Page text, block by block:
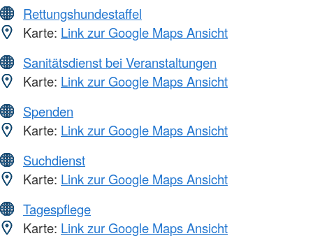
Rettungshundestaffel
Karte: Link zur Google Maps Ansicht
Sanitätsdienst bei Veranstaltungen
Karte: Link zur Google Maps Ansicht
Spenden
Karte: Link zur Google Maps Ansicht
Suchdienst
Karte: Link zur Google Maps Ansicht
Tagespflege
Karte: Link zur Google Maps Ansicht